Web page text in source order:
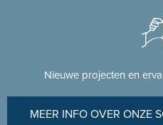
Nieuwe projecten en
MEER INFO OVER ONZE